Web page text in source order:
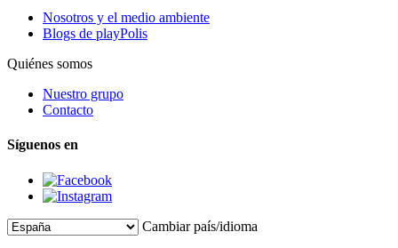
Nosotros y el medio ambiente
Blogs de playPolis
Quiénes somos
Nuestro grupo
Contacto
Síguenos en
Cambiar país/idioma